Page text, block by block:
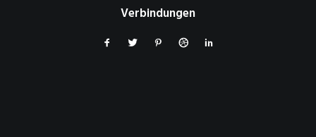
Verbindungen